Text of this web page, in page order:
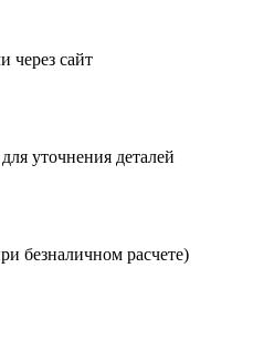
через сайт
уточнения деталей
безналичном расчете)